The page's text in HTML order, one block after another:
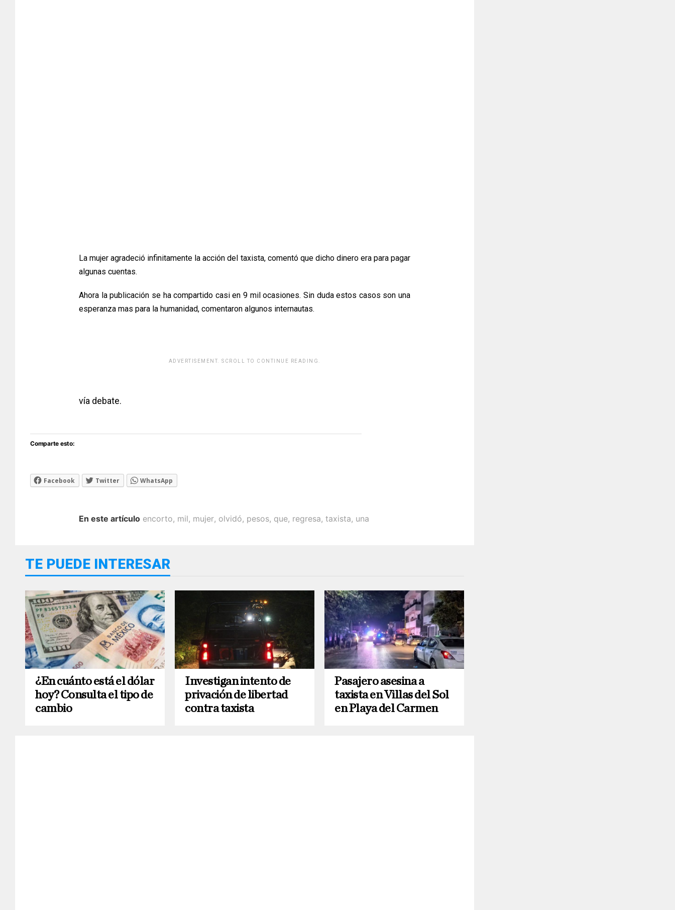
La mujer agradeció infinitamente la acción del taxista, comentó que dicho dinero era para pagar
algunas cuentas.
Ahora la publicación se ha compartido casi en 9 mil ocasiones. Sin duda estos casos son una
esperanza mas para la humanidad, comentaron algunos internautas.
ADVERTISEMENT. SCROLL TO CONTINUE READING.
vía debate.
Comparte esto:
Facebook Twitter WhatsApp
En este artículo encorto, mil, mujer, olvidó, pesos, que, regresa, taxista, una
TE PUEDE INTERESAR
¿En cuánto está el dólar
hoy? Consulta el tipo de
cambio
Investigan intento de
privación de libertad
contra taxista
Pasajero asesina a
taxista en Villas del Sol
en Playa del Carmen